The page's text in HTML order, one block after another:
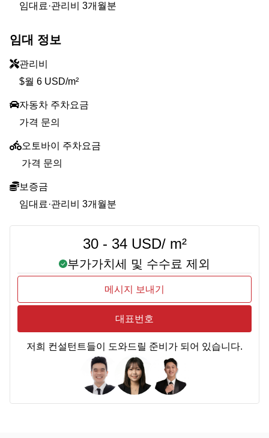
임대료·관리비 3개월분
임대 정보
관리비
$월 6 USD/m²
자동차 주차요금
가격 문의
오토바이 주차요금
가격 문의
보증금
임대료·관리비 3개월분
30 - 34 USD/ m²
부가가치세 및 수수료 제외
메시지 보내기
대표번호
저희 컨설턴트들이 도와드릴 준비가 되어 있습니다.